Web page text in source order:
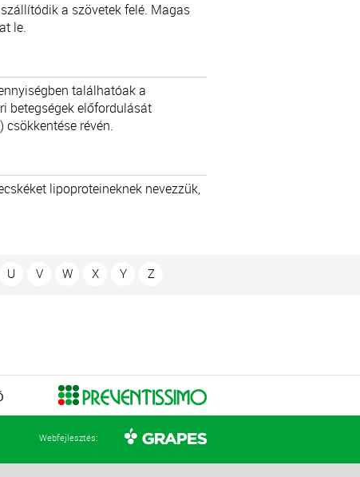
a szövetek felé. Magas
le.
találhatóak a
betegségek előfordulását
révén.
lipoproteineknek nevezzük,
U V W X Y Z
Webfejlesztés: